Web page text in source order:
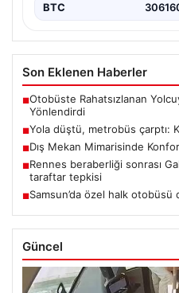
BTC
Son Eklenen Haberler
■Otobüste Rahatsızlanan
Yönlendirdi
■Yola düştü, metrobüs çarptı:
■Dış Mekan Mimarisinde
■Rennes beraberliği sonrası
taraftar tepkisi
■Samsun’da özel halk otobüsü
Güncel